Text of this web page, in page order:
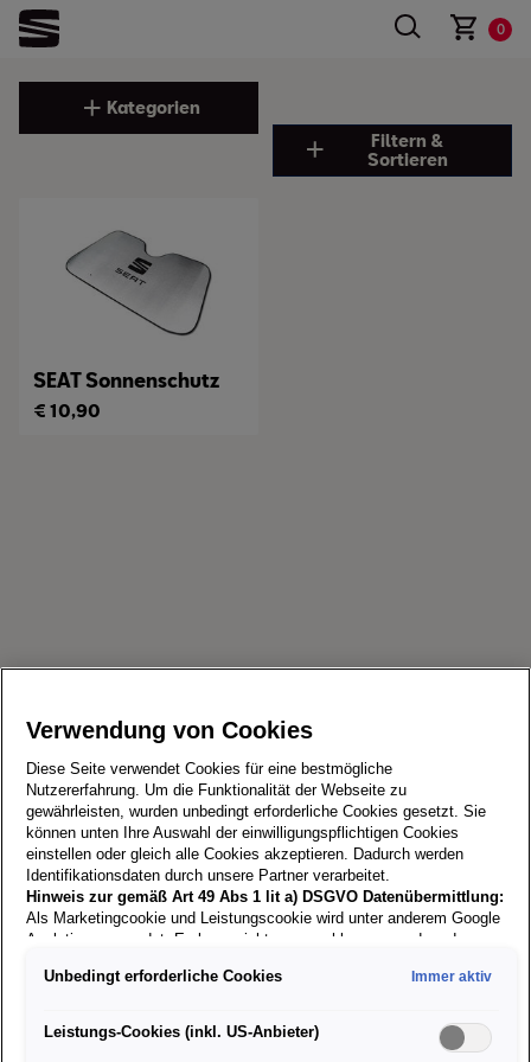
0
Kategorien
Filtern &
Sortieren
SEAT Sonnenschutz
€ 10,90
Versandkostenfrei
ab EUR 74,00
Standard-Lieferung
innerhalb von 2-5 Werktagen
Einfache Bezahlung
per Kreditkarte, PayPal oder Apple Pay
14 Tage
Verwendung von Cookies
Diese Seite verwendet Cookies für eine bestmögliche
Nutzererfahrung. Um die Funktionalität der Webseite zu
gewährleisten, wurden unbedingt erforderliche Cookies gesetzt. Sie
können unten Ihre Auswahl der einwilligungspflichtigen Cookies
einstellen oder gleich alle Cookies akzeptieren. Dadurch werden
Identifikationsdaten durch unsere Partner verarbeitet.
Hinweis zur gemäß Art 49 Abs 1 lit a) DSGVO Datenübermittlung:
Als Marketingcookie und Leistungscookie wird unter anderem Google
Analytics verwendet. Es kann nicht ausgeschlossen werden, dass
die USA (insbesondere dort an die Google LLC) weitergibt. In den
gleichwertiges Datenschutzniveau und es fehlt an einem
Angemessenheitsbeschluss der Europäischen Kommission. Hieraus
Unbedingt erforderliche Cookies Immer aktiv
Leistungs-Cookies (inkl. US-Anbieter)